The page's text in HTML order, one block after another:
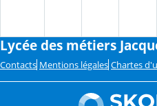
Lycée des métiers
Contacts Mentions légales Chartes